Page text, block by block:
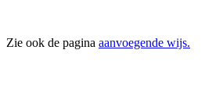
Zie ook de pagina aanvoegende wijs.